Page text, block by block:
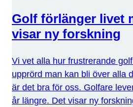
Golf förlänger livet
visar ny forskning
Vi vet alla hur frustrerande
upprörd man kan bli över alla
är det bra för oss. Golfare
år längre. Det visar ny